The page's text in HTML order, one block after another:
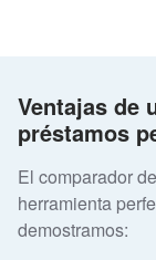
Ventajas de
préstamos
El comparador
herramienta
demostramos: